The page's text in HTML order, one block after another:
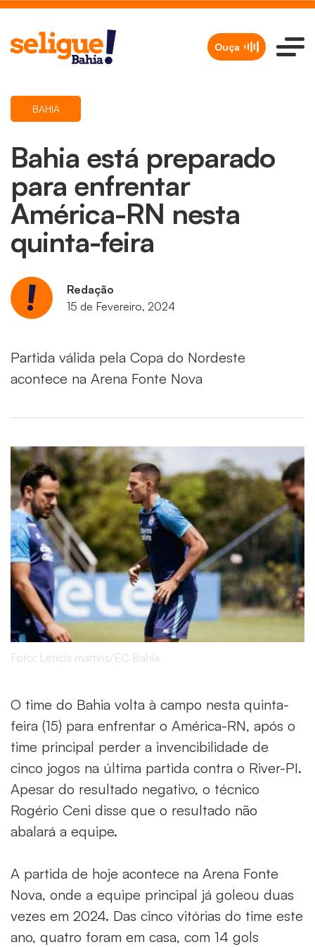
Ouça
Bahia está preparado
para enfrentar
América-RN nesta
quinta-feira
BAHIA
Redação
15 de Fevereiro, 2024
Partida válida pela Copa do Nordeste
acontece na Arena Fonte Nova
Foto: Leticia martins/EC Bahia
O time do Bahia volta à campo nesta quinta-
feira (15) para enfrentar o América-RN, após o
time principal perder a invencibilidade de
cinco jogos na última partida contra o River-PI.
Apesar do resultado negativo, o técnico
Rogério Ceni disse que o resultado não
abalará a equipe.
A partida de hoje acontece na Arena Fonte
Nova, onde a equipe principal já goleou duas
vezes em 2024. Das cinco vitórias do time este
ano, quatro foram em casa, com 14 gols